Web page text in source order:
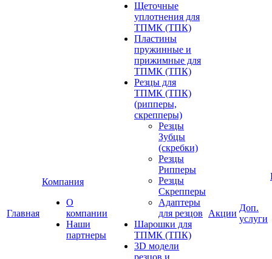
Главная
Компания
О
компании
Наши
партнеры
Щеточные
уплотнения для
ТПМК (ТПК)
Пластины
пружинные и
прижимные для
ТПМК (ТПК)
Резцы для
ТПМК (ТПК)
(рипперы,
скрепперы)
Резцы
Зубцы
(скребки)
Резцы
Рипперы
Резцы
Скрепперы
Адаптеры
для резцов
Шарошки для
ТПМК (ТПК)
3D модели
Акции
Доп.
услуги